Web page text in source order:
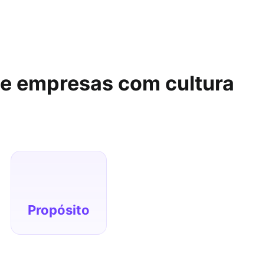
e empresas com cultura
Propósito